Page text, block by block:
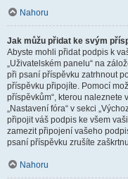
Nahoru
Jak můžu přidat ke svým
Abyste mohli přidat podpis k
„Uživatelském panelu“ na
při psaní příspěvku zatrhnout
příspěvku připojíte. Pomocí
příspěvkům“, kterou naleznete
„Nastavení fóra“ v sekci
připojit váš podpis ke všem
zamezit připojení vašeho
psaní příspěvku zrušíte
Nahoru